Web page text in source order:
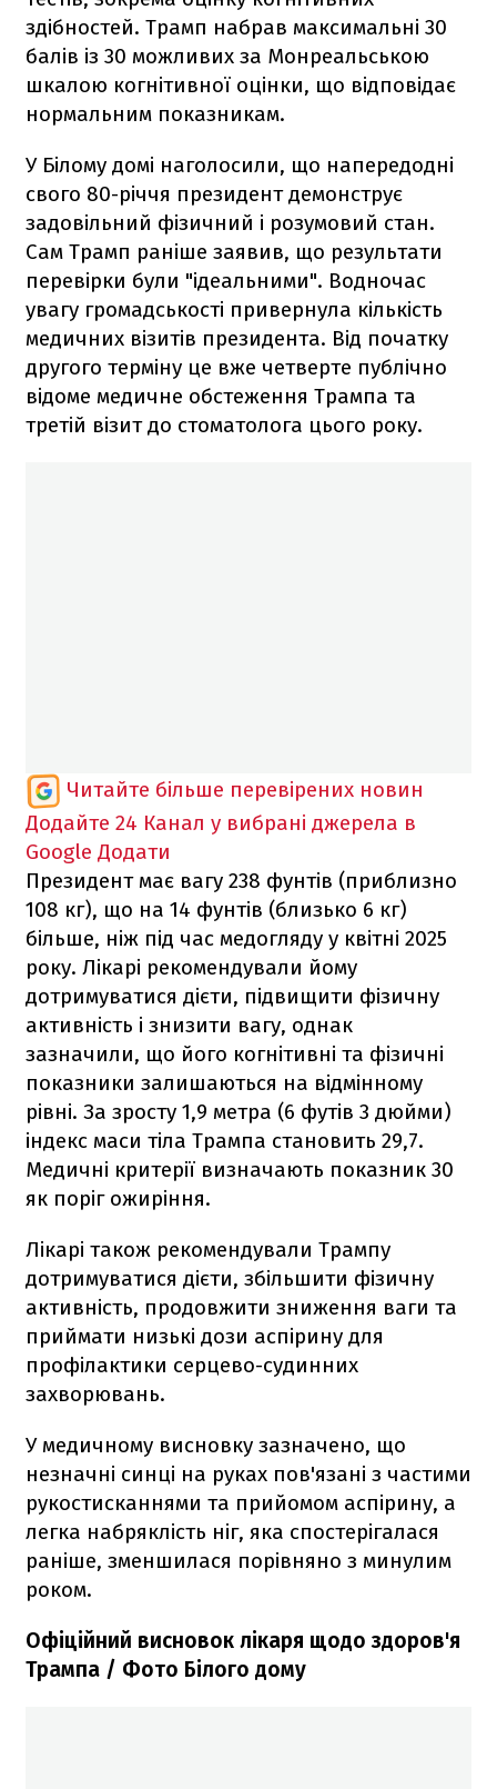
здібностей. Трамп набрав максимальні 30
балів із 30 можливих за Монреальською
шкалою когнітивної оцінки, що відповідає
нормальним показникам.
У Білому домі наголосили, що напередодні
свого 80-річчя президент демонструє
задовільний фізичний і розумовий стан.
Сам Трамп раніше заявив, що результати
перевірки були "ідеальними". Водночас
увагу громадськості привернула кількість
медичних візитів президента. Від початку
другого терміну це вже четверте публічно
відоме медичне обстеження Трампа та
третій візит до стоматолога цього року.
Читайте більше перевірених новин
Додайте 24 Канал у вибрані джерела в
Google Додати
Президент має вагу 238 фунтів (приблизно
108 кг), що на 14 фунтів (близько 6 кг)
більше, ніж під час медогляду у квітні 2025
року. Лікарі рекомендували йому
дотримуватися дієти, підвищити фізичну
активність і знизити вагу, однак
зазначили, що його когнітивні та фізичні
показники залишаються на відмінному
рівні. За зросту 1,9 метра (6 футів 3 дюйми)
індекс маси тіла Трампа становить 29,7.
Медичні критерії визначають показник 30
як поріг ожиріння.
Лікарі також рекомендували Трампу
дотримуватися дієти, збільшити фізичну
активність, продовжити зниження ваги та
приймати низькі дози аспірину для
профілактики серцево-судинних
захворювань.
У медичному висновку зазначено, що
незначні синці на руках пов'язані з частими
рукостисканнями та прийомом аспірину, а
легка набряклість ніг, яка спостерігалася
раніше, зменшилася порівняно з минулим
роком.
Офіційний висновок лікаря щодо здоров'я
Трампа / Фото Білого дому